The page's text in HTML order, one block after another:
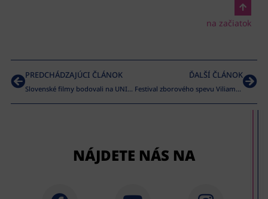
na začiatok
PREDCHÁDZAJÚCI ČLÁNOK
Slovenské filmy bodovali na UNICA
ĎALŠÍ ČLÁNOK
Festival zborového spevu Viliama Figuša-Bystrého
NÁJDETE NÁS NA